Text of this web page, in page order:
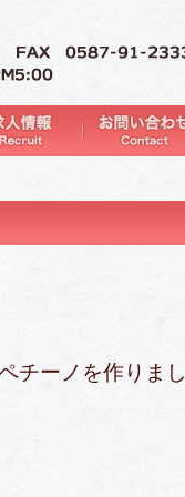
チーノを作りまし